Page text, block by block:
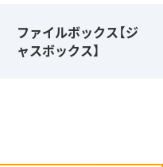
ファイルボックス【ジ
ャスボックス】